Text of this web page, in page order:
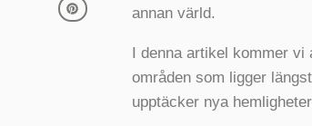
annan värld.
I denna artikel kommer vi
områden som ligger
upptäcker nya